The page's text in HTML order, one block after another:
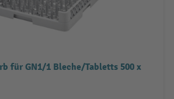
für GN1/1 Bleche/Tabletts 500 x